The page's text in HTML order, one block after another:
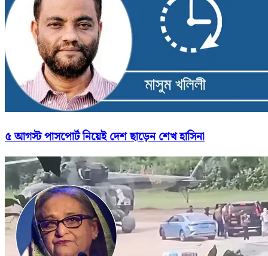
৫ আগস্ট পাসপোর্ট নিয়েই দেশ ছাড়েন শেখ হাসিনা